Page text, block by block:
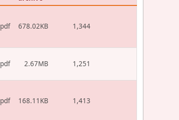
pdf 678.02KB 1,344
pdf 2.67MB 1,251
pdf 168.11KB 1,413